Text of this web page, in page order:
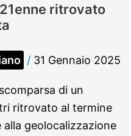
ritrovato
/ 31 Gennaio 2025
di un
ritrovato al termine
geolocalizzazione